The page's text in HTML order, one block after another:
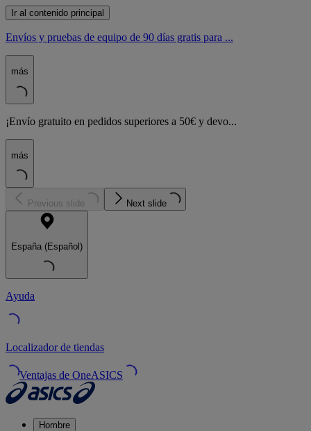
Ir al contenido principal
Envíos y pruebas de equipo de 90 días gratis para ...
más
¡Envío gratuito en pedidos superiores a 50€ y devo...
más
Previous slide Next slide
España (Español)
Ayuda
Localizador de tiendas
Ventajas de OneASICS
Hombre